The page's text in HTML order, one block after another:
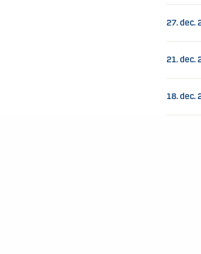
27. dec.
21. dec.
18. dec.